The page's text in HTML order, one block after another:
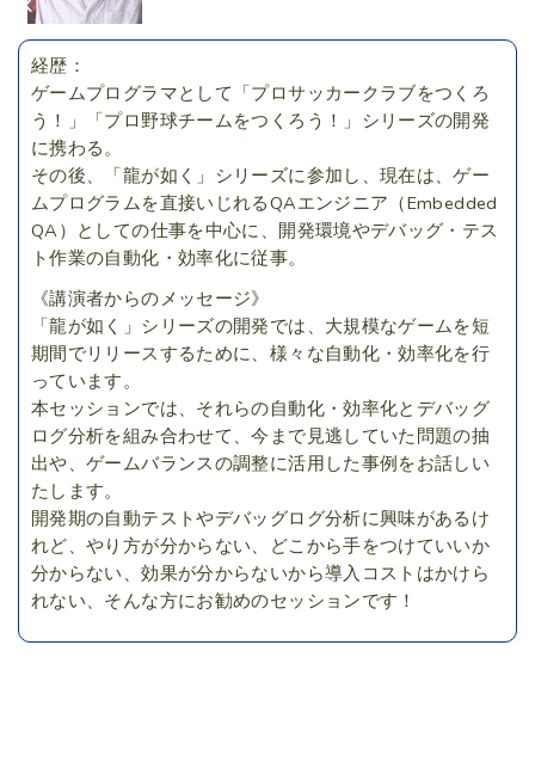
経歴：
ゲームプログラマとして「プロサッカークラブをつくろ
う！」「プロ野球チームをつくろう！」シリーズの開発
に携わる。
その後、「龍が如く」シリーズに参加し、現在は、ゲー
ムプログラムを直接いじれるQAエンジニア（Embedded
QA）としての仕事を中心に、開発環境やデバッグ・テス
ト作業の自動化・効率化に従事。
《講演者からのメッセージ》
「龍が如く」シリーズの開発では、大規模なゲームを短
期間でリリースするために、様々な自動化・効率化を行
っています。
本セッションでは、それらの自動化・効率化とデバッグ
ログ分析を組み合わせて、今まで見逃していた問題の抽
出や、ゲームバランスの調整に活用した事例をお話しい
たします。
開発期の自動テストやデバッグログ分析に興味があるけ
れど、やり方が分からない、どこから手をつけていいか
分からない、効果が分からないから導入コストはかけら
れない、そんな方にお勧めのセッションです！